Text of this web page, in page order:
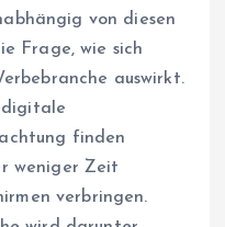
von diesen
Frage, wie sich
auswirkt.
digitale
finden
weniger Zeit
verbringen.